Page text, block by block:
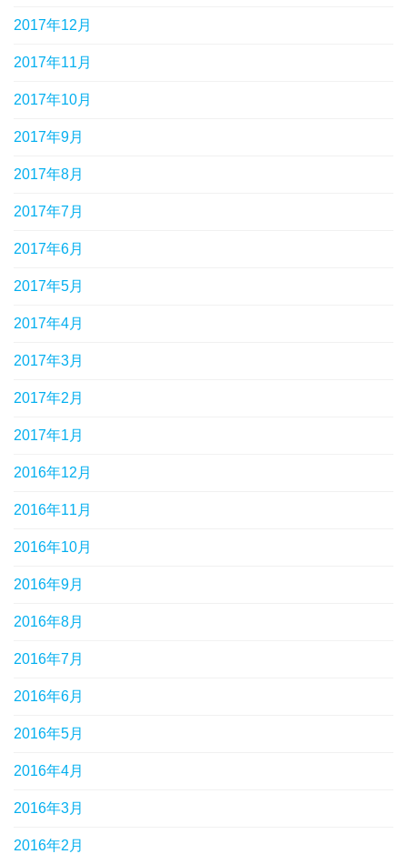
2017年12月
2017年11月
2017年10月
2017年9月
2017年8月
2017年7月
2017年6月
2017年5月
2017年4月
2017年3月
2017年2月
2017年1月
2016年12月
2016年11月
2016年10月
2016年9月
2016年8月
2016年7月
2016年6月
2016年5月
2016年4月
2016年3月
2016年2月